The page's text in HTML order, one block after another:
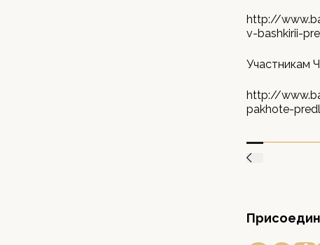
http://
v-bashkirii-
Участникам
http://
pakhote-